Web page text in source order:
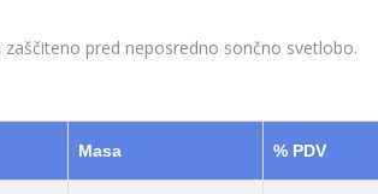
pred neposredno sončno svetlobo.
Masa % PDV